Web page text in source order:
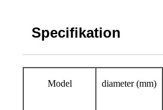
Specifikation
Model diameter (mm)